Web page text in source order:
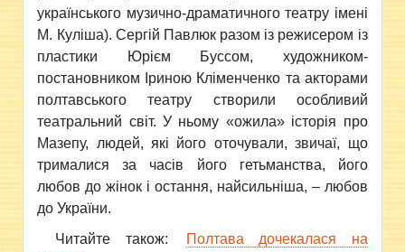
українського музично-драматичного театру імені
М. Куліша). Сергій Павлюк разом із режисером із
пластики Юрієм Буссом, художником-
постановником Іриною Кліменченко та акторами
полтавського театру створили особливий
театральний світ. У ньому «ожила» історія про
Мазепу, людей, які його оточували, звичаї, що
трималися за часів його гетьманства, його
любов до жінок і остання, найсильніша, – любов
до України.
Читайте також:
Полтава дочекалася на